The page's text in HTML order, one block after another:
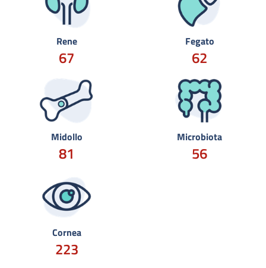
Rene
67
Fegato
62
Midollo
81
Microbiota
56
Cornea
223